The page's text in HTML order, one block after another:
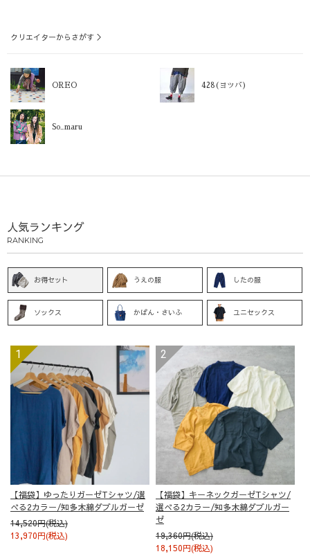
クリエイターからさがす ＞
OREO 428(ヨツバ)
So_maru
人気ランキング
RANKING
お得セット うえの服 したの服
ソックス かばん・さいふ ユニセックス
【福袋】ゆったりガーゼTシャツ/選
べる2カラー/知多木綿ダブルガーゼ
14,520円(税込)
13,970円(税込)
【福袋】キーネックガーゼTシャツ/
選べる2カラー/知多木綿ダブルガー
ゼ
19,360円(税込)
18,150円(税込)